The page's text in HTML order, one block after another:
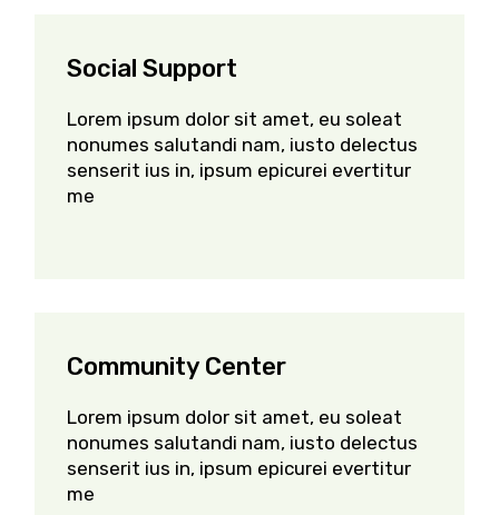
Social Support
Lorem ipsum dolor sit amet, eu soleat
nonumes salutandi nam, iusto delectus
senserit ius in, ipsum epicurei evertitur
me
Community Center
Lorem ipsum dolor sit amet, eu soleat
nonumes salutandi nam, iusto delectus
senserit ius in, ipsum epicurei evertitur
me